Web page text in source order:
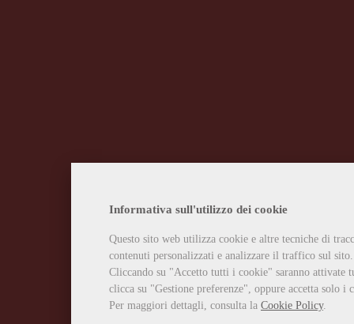
Informativa sull'utilizzo dei cookie
Questo sito web utilizza cookie e altre tecniche di
contenuti personalizzati e analizzare il traffico sul sito.
Cliccando su "Accetto tutti i cookie" saranno attivate
clicca su "Gestione preferenze", oppure accetta solo
Per maggiori dettagli, consulta la Cookie Policy.